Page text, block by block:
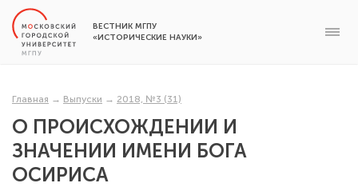
ВЕСТНИК МГПУ
«ИСТОРИЧЕСКИЕ НАУКИ»
Главная → Выпуски → 2018, №3 (31)
О ПРОИСХОЖДЕНИИ И
ЗНАЧЕНИИ ИМЕНИ БОГА
ОСИРИСА